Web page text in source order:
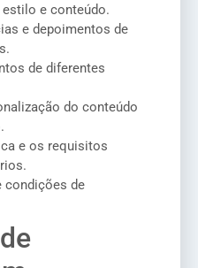
e conteúdo.
e depoimentos de
de diferentes
do conteúdo
e os requisitos
condições de